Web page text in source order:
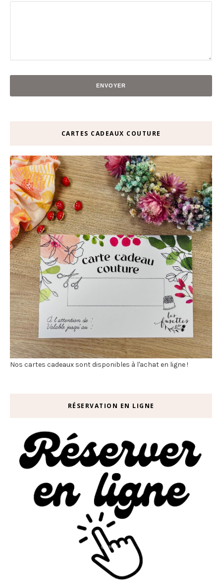
CARTES CADEAUX COUTURE
Nos cartes cadeaux sont disponibles à l'achat en ligne !
RÉSERVATION EN LIGNE